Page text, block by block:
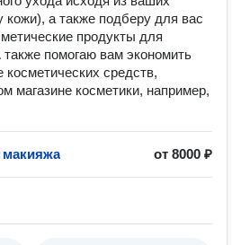
а также подберу для вас
продукты для
помогаю вам экономить
косметических средств,
магазине косметики, например,
макияжа от 8000 ₽